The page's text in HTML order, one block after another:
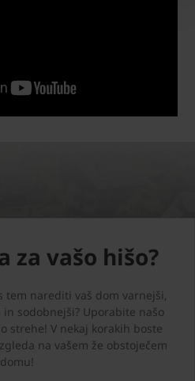
za vašo hišo?
narediti vaš dom varnejši,
sodobnejši? Uporabite našo
strehe! V nekaj korakih boste
na vašem že obstoječem
domu!